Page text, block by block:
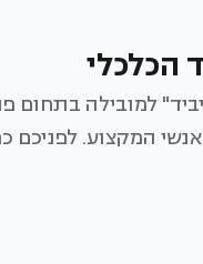
הכלכלי
למובילה בתחום
המקצוע. לפניכם